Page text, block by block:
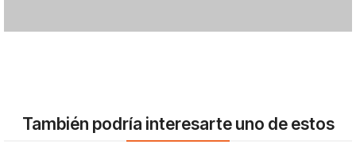
También podría interesarte uno de estos